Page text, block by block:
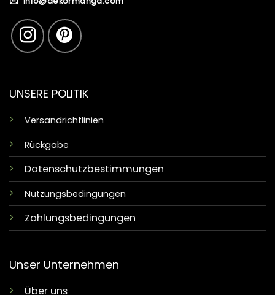
UNSERE POLITIK
Versandrichtlinien
Rückgabe
Datenschutzbestimmungen
Nutzungsbedingungen
Zahlungsbedingungen
Unser Unternehmen
Über uns